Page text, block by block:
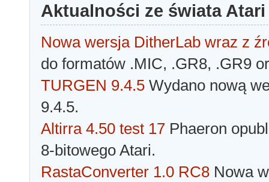
Aktualności ze świata Atari
Nowa wersja DitherLab wraz z
do formatów .MIC, .GR8, .GR9
TURGEN 9.4.5 Wydano nową
9.4.5.
Altirra 4.50 test 17 Phaeron
8-bitowego Atari.
RastaConverter 1.0 RC8 Nowa